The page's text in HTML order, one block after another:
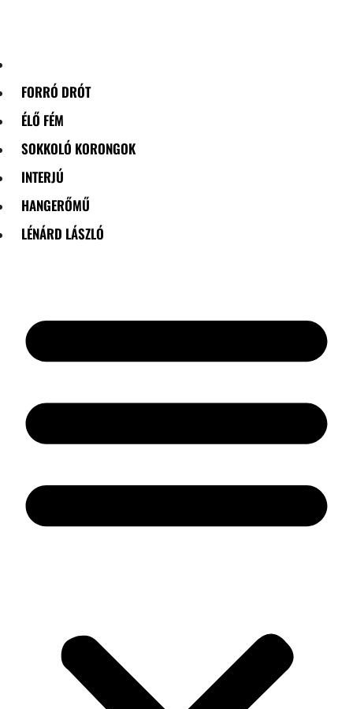
FORRÓ DRÓT
ÉLŐ FÉM
SOKKOLÓ KORONGOK
INTERJÚ
HANGERŐMŰ
LÉNÁRD LÁSZLÓ